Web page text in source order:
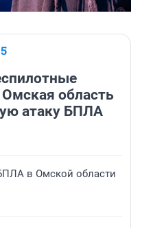
область
атаку БПЛА
в Омской области